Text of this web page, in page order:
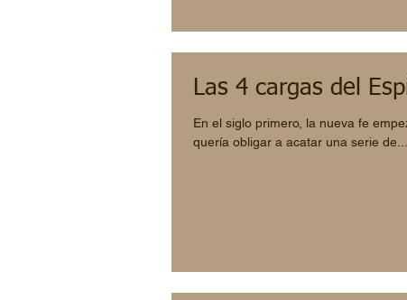
Las 4 cargas del
En el siglo primero, la nueva fe
quería obligar a acatar una serie de...